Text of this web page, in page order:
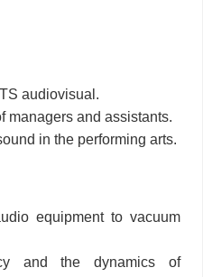
audiovisual.
managers and assistants.
in the performing arts.
equipment to vacuum
and the dynamics of